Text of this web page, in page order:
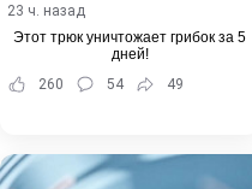
23 ч. назад
Этот трюк уничтожает грибок за 5
дней!
260
54 49